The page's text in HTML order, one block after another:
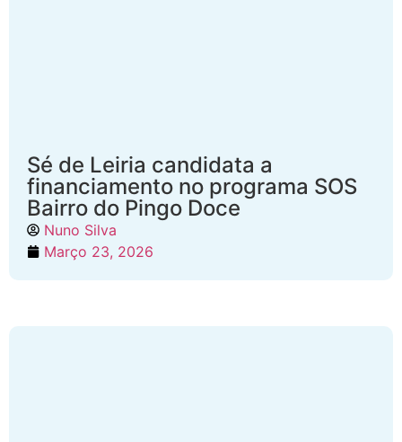
Sé de Leiria candidata a
financiamento no programa SOS
Bairro do Pingo Doce
Nuno Silva
Março 23, 2026